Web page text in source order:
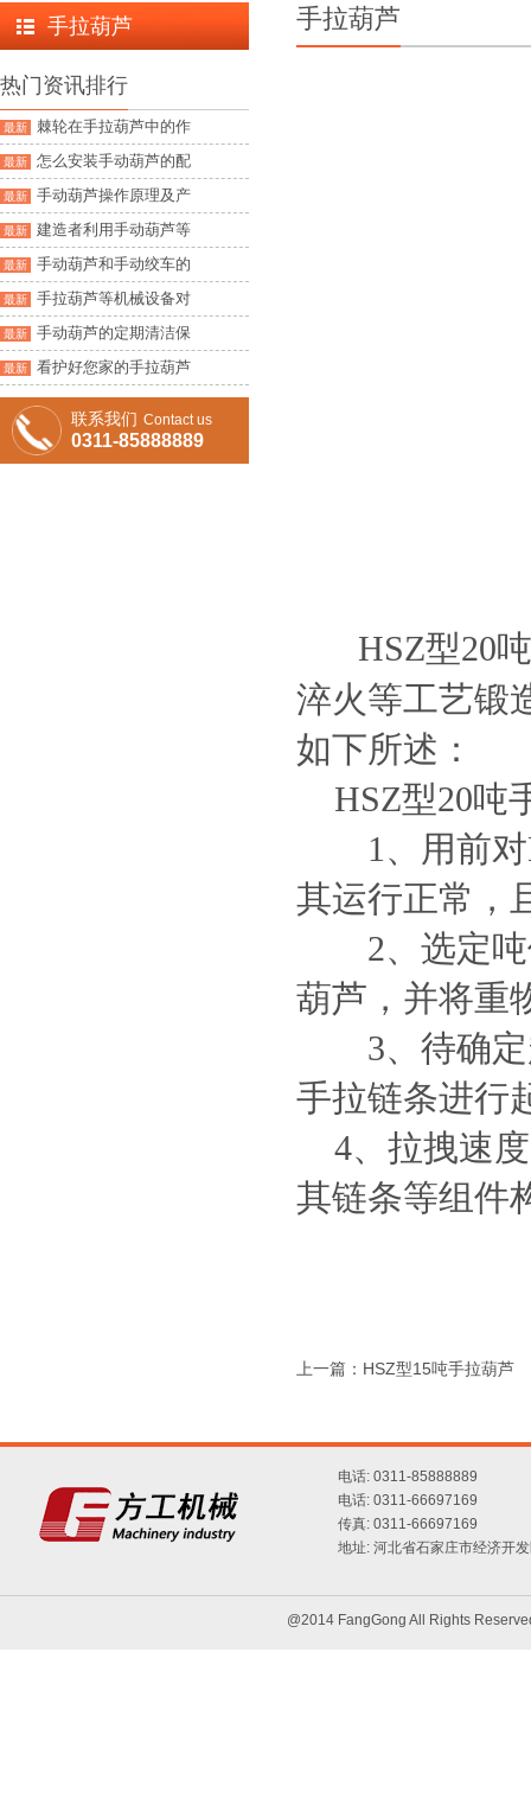
手拉葫芦
热门资讯排行
最新 棘轮在手拉葫芦中的作
最新 怎么安装手动葫芦的配
最新 手动葫芦操作原理及产
最新 建造者利用手动葫芦等
最新 手动葫芦和手动绞车的
最新 手拉葫芦等机械设备对
最新 手动葫芦的定期清洁保
最新 看护好您家的手拉葫芦
联系我们 Contact us
0311-85888889
手拉葫芦
HSZ型20
淬火等工艺锻
如下所述：
HSZ型20吨
1、用前对
其运行正常，
2、选定吨
葫芦，并将重
3、待确定
手拉链条进行
4、拉拽速度
其链条等组件
上一篇： HSZ型15吨手拉葫芦
电话: 0311-85888889
电话: 0311-66697169
传真: 0311-66697169
地址: 河北省石家庄市经济开
@2014 FangGong All Rights